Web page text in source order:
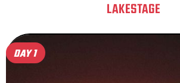
LAKESTAGE
DAY 1